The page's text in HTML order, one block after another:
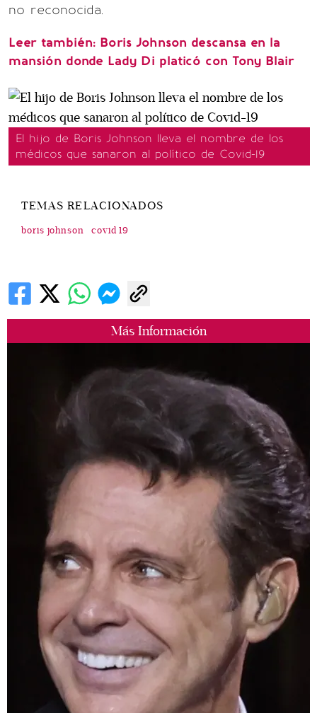
Más Información
no reconocida.
Leer también: Boris Johnson descansa en la
mansión donde Lady Di platicó con Tony Blair
El hijo de Boris Johnson lleva el nombre de los
médicos que sanaron al político de Covid-19
TEMAS RELACIONADOS
boris johnson covid 19